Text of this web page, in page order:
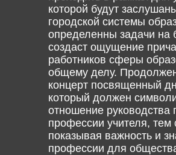
которой будут
городской системы
определенны задачи на
создаст ощущение
работников сферы
общему делу.
концерт посвященный
который должен
отношение руководства
профессии учителя,
показывая важность и
профессии для